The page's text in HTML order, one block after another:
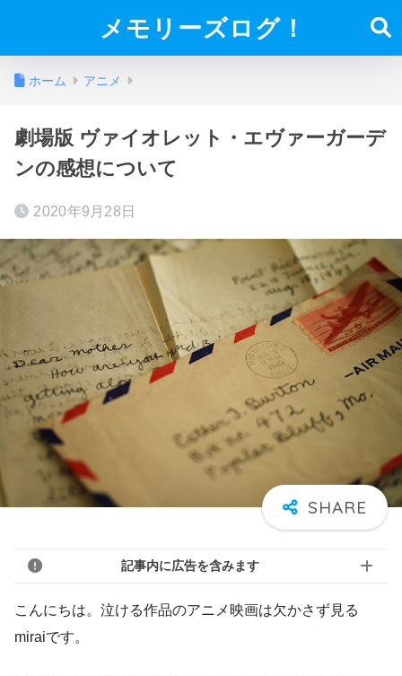
メモリーズログ！
ホーム アニメ
劇場版 ヴァイオレット・エヴァーガーデ
ンの感想について
2020年9月28日
記事内に広告を含みます
こんにちは。泣ける作品のアニメ映画は欠かさず見る
miraiです。